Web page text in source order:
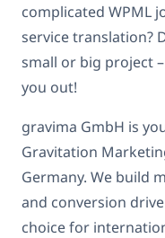
complicated WPML
service translation?
small or big project
you out!
gravima GmbH is
Gravitation
Germany. We build
and conversion
choice for